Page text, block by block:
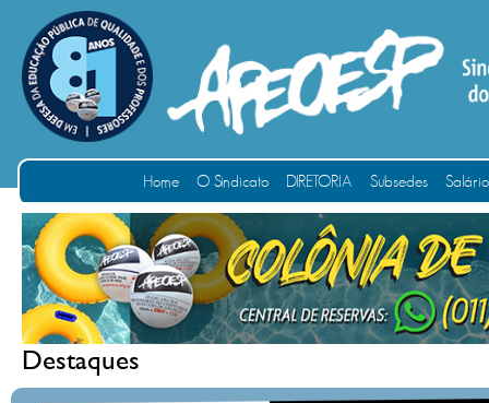
Home O Sindicato DIRETORIA Subsedes
Destaques